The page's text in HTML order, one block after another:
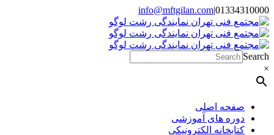
Skip
to
content
01334310000
|
info@mftgilan.com
Instagram
LinkedIn
Search
×
صفحه اصلی
دوره های آموزشی
کتابخانه الکترونیکی